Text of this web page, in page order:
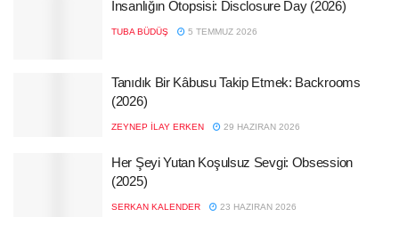
İnsanlığın Otopsisi: Disclosure Day (2026)
TUBA BÜDÜŞ 5 TEMMUZ 2026
Tanıdık Bir Kâbusu Takip Etmek: Backrooms
(2026)
ZEYNEP İLAY ERKEN 29 HAZIRAN 2026
Her Şeyi Yutan Koşulsuz Sevgi: Obsession
(2025)
SERKAN KALENDER 23 HAZIRAN 2026